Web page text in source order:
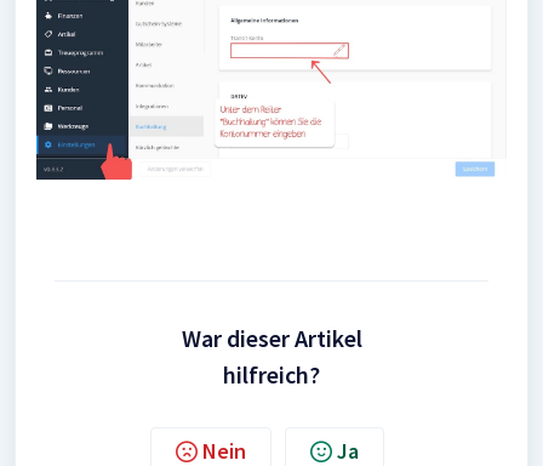
War dieser Artikel
hilfreich?
Nein Ja